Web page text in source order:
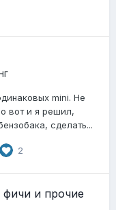
mini. Не
вот и я решил,
сделать...
2
фичи и прочие